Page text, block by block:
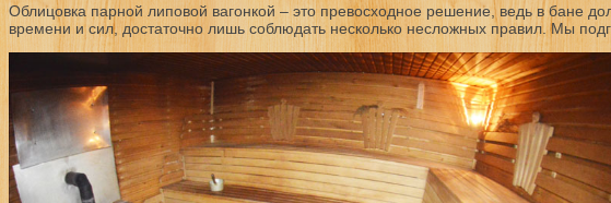
Облицовка парной липовой вагонкой – это превосходное решение, ведь в бане
времени и сил, достаточно лишь соблюдать несколько несложных правил. Мы